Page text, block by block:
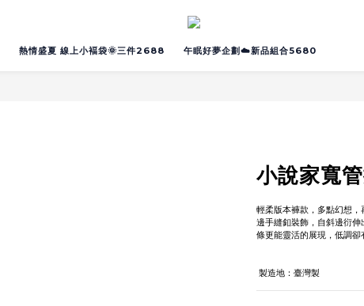
熱情盛夏 線上小褔袋🌞三件2688 午眠好夢企劃☁️新品組合5680
小說家寬
輕柔版本褲款，多點幻想
邊手縫釦裝飾，自斜邊衍
條更能靈活的展現，低調卻
製造地：臺灣製